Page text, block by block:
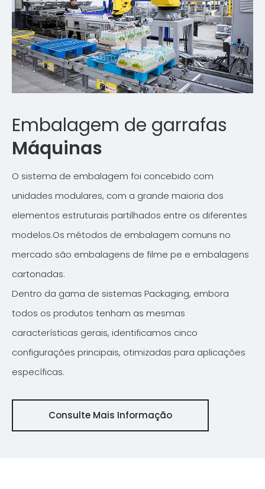
Embalagem de garrafas
Máquinas
O sistema de embalagem foi concebido com
unidades modulares, com a grande maioria dos
elementos estruturais partilhados entre os diferentes
modelos.Os métodos de embalagem comuns no
mercado são embalagens de filme pe e embalagens
cartonadas.
Dentro da gama de sistemas Packaging, embora
todos os produtos tenham as mesmas
características gerais, identificamos cinco
configurações principais, otimizadas para aplicações
específicas.
Consulte Mais Informação